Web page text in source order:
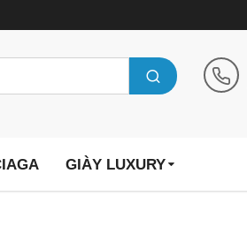
GIÀY LUXURY